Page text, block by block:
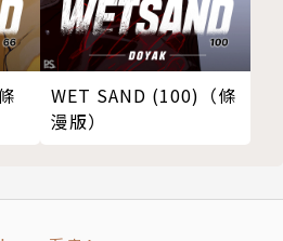
WET SAND (100)（條
漫版）